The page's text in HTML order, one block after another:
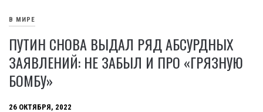
В МИРЕ
ПУТИН СНОВА ВЫДАЛ РЯД АБСУРДНЫХ
ЗАЯВЛЕНИЙ: НЕ ЗАБЫЛ И ПРО «ГРЯЗНУЮ
БОМБУ»
26 ОКТЯБРЯ, 2022